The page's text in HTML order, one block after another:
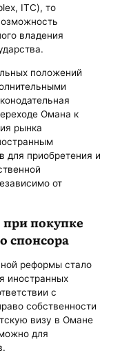
ITC), то
владения
положений
Омана к
рынка
для приобретения и
от
покупке
спонсора
реформы стало
иностранных
с
собственности
визу в Омане
для